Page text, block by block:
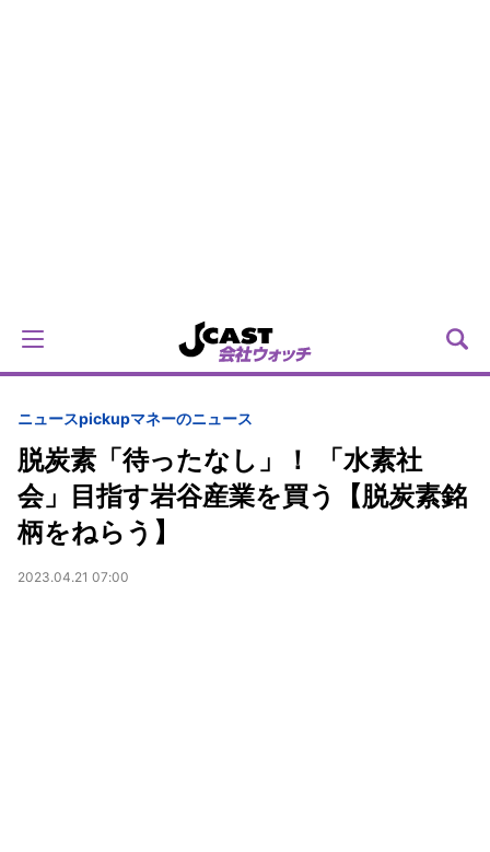
ニュースpickupマネーのニュース
脱炭素「待ったなし」！ 「水素社
会」目指す岩谷産業を買う【脱炭素銘
柄をねらう】
2023.04.21 07:00